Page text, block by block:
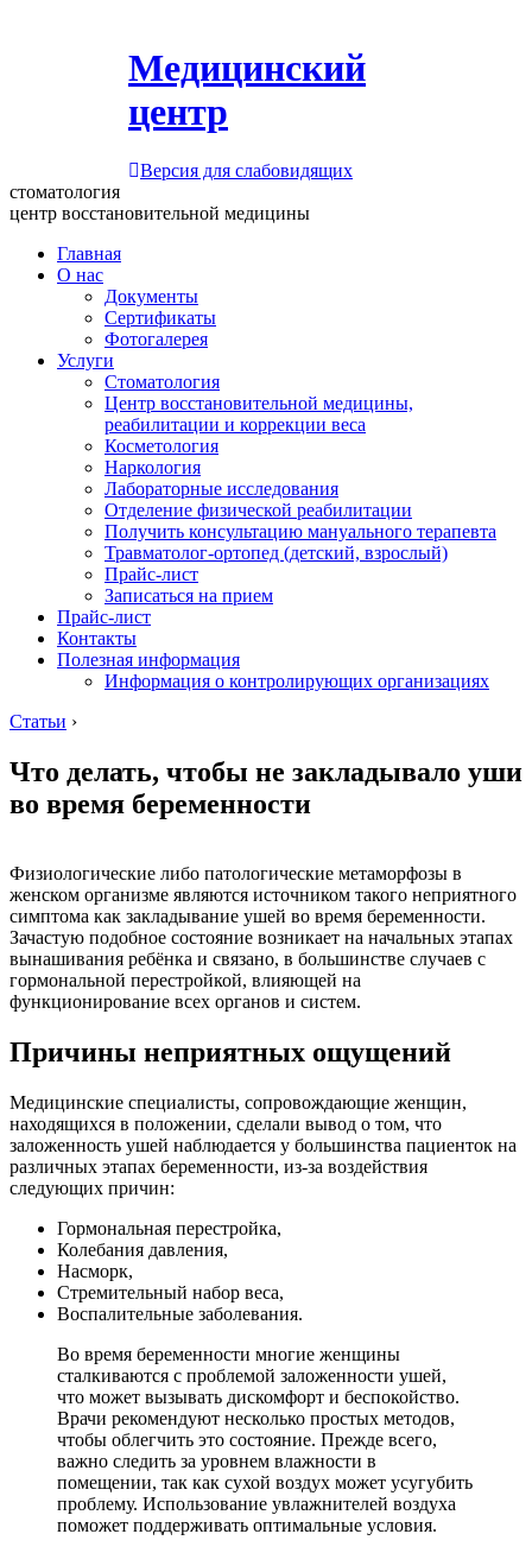
Медицинский
центр
Версия для слабовидящих
стоматология
центр восстановительной медицины
Главная
О нас
Документы
Сертификаты
Фотогалерея
Услуги
Стоматология
Центр восстановительной медицины,
реабилитации и коррекции веса
Косметология
Наркология
Лабораторные исследования
Отделение физической реабилитации
Получить консультацию мануального терапевта
Травматолог-ортопед (детский, взрослый)
Прайс-лист
Записаться на прием
Прайс-лист
Контакты
Полезная информация
Информация о контролирующих организациях
Статьи ›
Что делать, чтобы не закладывало уши
во время беременности
Физиологические либо патологические метаморфозы в
женском организме являются источником такого неприятного
симптома как закладывание ушей во время беременности.
Зачастую подобное состояние возникает на начальных этапах
вынашивания ребёнка и связано, в большинстве случаев с
гормональной перестройкой, влияющей на
функционирование всех органов и систем.
Причины неприятных ощущений
Медицинские специалисты, сопровождающие женщин,
находящихся в положении, сделали вывод о том, что
заложенность ушей наблюдается у большинства пациенток на
различных этапах беременности, из-за воздействия
следующих причин:
Гормональная перестройка,
Колебания давления,
Насморк,
Стремительный набор веса,
Воспалительные заболевания.
Во время беременности многие женщины
сталкиваются с проблемой заложенности ушей,
что может вызывать дискомфорт и беспокойство.
Врачи рекомендуют несколько простых методов,
чтобы облегчить это состояние. Прежде всего,
важно следить за уровнем влажности в
помещении, так как сухой воздух может усугубить
проблему. Использование увлажнителей воздуха
поможет поддерживать оптимальные условия.